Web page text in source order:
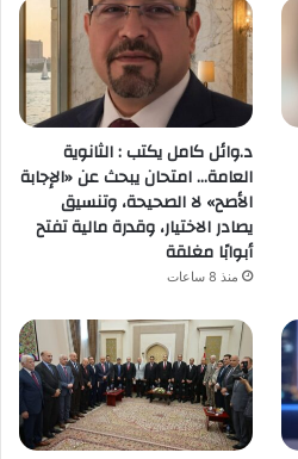
د.وائل كامل يكتب : الثانوية
العامة… امتحان يبحث عن «الإجابة
الأصح» لا الصحيحة، وتنسيق
يصادر الاختيار، وقدرة مالية تفتح
أبوابًا مغلقة
منذ 8 ساعات